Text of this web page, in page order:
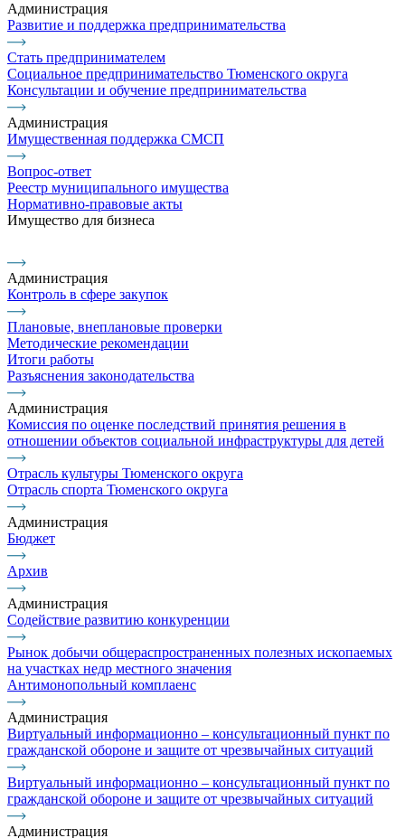
Администрация
Развитие и поддержка предпринимательства
Стать предпринимателем
Социальное предпринимательство Тюменского округа
Консультации и обучение предпринимательства
Администрация
Имущественная поддержка СМСП
Вопрос-ответ
Реестр муниципального имущества
Нормативно-правовые акты
Имущество для бизнеса
Администрация
Контроль в сфере закупок
Плановые, внеплановые проверки
Методические рекомендации
Итоги работы
Разъяснения законодательства
Администрация
Комиссия по оценке последствий принятия решения в
отношении объектов социальной инфраструктуры для детей
Отрасль культуры Тюменского округа
Отрасль спорта Тюменского округа
Администрация
Бюджет
Архив
Администрация
Содействие развитию конкуренции
Рынок добычи общераспространенных полезных ископаемых
на участках недр местного значения
Антимонопольный комплаенс
Администрация
Виртуальный информационно – консультационный пункт по
гражданской обороне и защите от чрезвычайных ситуаций
Виртуальный информационно – консультационный пункт по
гражданской обороне и защите от чрезвычайных ситуаций
Администрация